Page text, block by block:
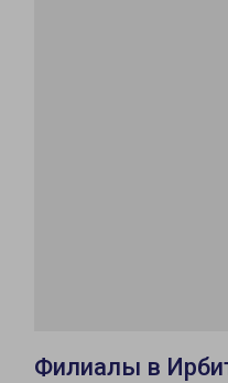
Филиалы в